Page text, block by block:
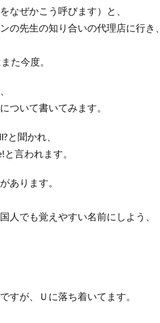
なぜかこう呼びます）と、
の先生の知り合いの代理店に行き、
た今度。
ついて書いてみます。
と聞かれ、
と言われます。
あります。
人でも覚えやすい名前にしよう、
すが、Ｕに落ち着いてます。